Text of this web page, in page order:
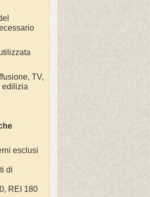
TV,
edilizia
esclusi
di
REI 180